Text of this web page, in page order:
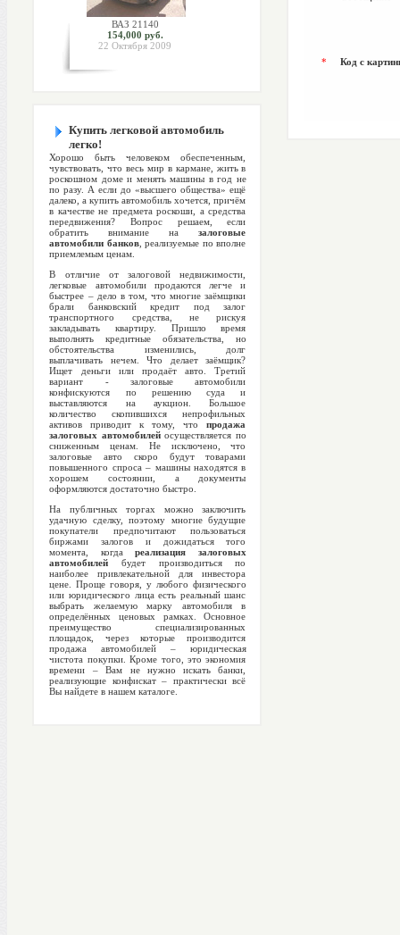
ВАЗ 21140
154,000 руб.
22 Октября 2009
Купить легковой автомобиль
легко!
Хорошо быть человеком обеспеченным,
чувствовать, что весь мир в кармане, жить в
роскошном доме и менять машины в год не
по разу. А если до «высшего общества» ещё
далеко, а купить автомобиль хочется, причём
в качестве не предмета роскоши, а средства
передвижения? Вопрос решаем, если
обратить внимание назалоговые
автомобили банков , реализуемые по вполне
приемлемым ценам.
В отличие от залоговой недвижимости,
легковые автомобили продаются легче и
быстрее – дело в том, что многие заёмщики
брали банковский кредит под залог
транспортного средства, не рискуя
закладывать квартиру. Пришло время
выполнять кредитные обязательства, но
обстоятельства изменились, долг
выплачивать нечем. Что делает заёмщик?
Ищет деньги или продаёт авто. Третий
вариант - залоговые автомобили
конфискуются по решению суда и
выставляются на аукцион. Большое
количество скопившихся непрофильных
активов приводит к тому, чтопродажа
залоговых автомобилейосуществляется по
сниженным ценам. Не исключено, что
залоговые авто скоро будут товарами
повышенного спроса – машины находятся в
хорошем состоянии, а документы
оформляются достаточно быстро.
На публичных торгах можно заключить
удачную сделку, поэтому многие будущие
покупатели предпочитают пользоваться
биржами залогов и дожидаться того
момента, когдареализация залоговых
автомобилей будет производиться по
наиболее привлекательной для инвестора
цене. Проще говоря, у любого физического
или юридического лица есть реальный шанс
выбрать желаемую марку автомобиля в
определённых ценовых рамках. Основное
преимущество специализированных
площадок, через которые производится
продажа автомобилей – юридическая
чистота покупки. Кроме того, это экономия
времени – Вам не нужно искать банки,
реализующие конфискат – практически всё
Вы найдете в нашем каталоге.
* Код с